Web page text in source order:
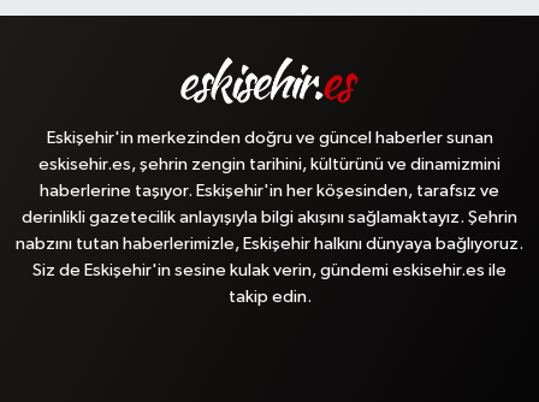
Eskişehir'in merkezinden doğru ve güncel haberler sunan
eskisehir.es, şehrin zengin tarihini, kültürünü ve dinamizmini
haberlerine taşıyor. Eskişehir'in her köşesinden, tarafsız ve
derinlikli gazetecilik anlayışıyla bilgi akışını sağlamaktayız. Şehrin
nabzını tutan haberlerimizle, Eskişehir halkını dünyaya bağlıyoruz.
Siz de Eskişehir'in sesine kulak verin, gündemi eskisehir.es ile
takip edin.